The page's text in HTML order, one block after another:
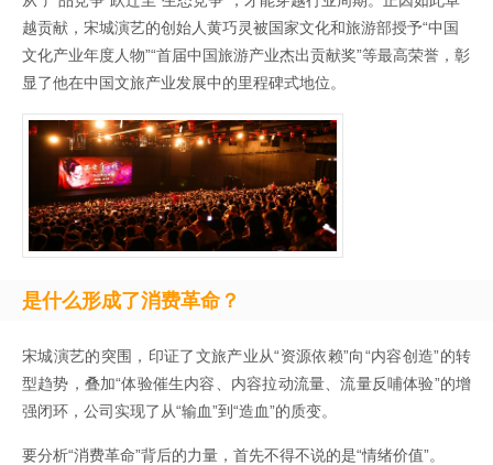
越贡献，宋城演艺的创始人黄巧灵被国家文化和旅游部授予“中国
文化产业年度人物”“首届中国旅游产业杰出贡献奖”等最高荣誉，彰
显了他在中国文旅产业发展中的里程碑式地位。
是什么形成了消费革命？
宋城演艺的突围，印证了文旅产业从“资源依赖”向“内容创造”的转
型趋势，叠加“体验催生内容、内容拉动流量、流量反哺体验”的增
强闭环，公司实现了从“输血”到“造血”的质变。
要分析“消费革命”背后的力量，首先不得不说的是“情绪价值”。